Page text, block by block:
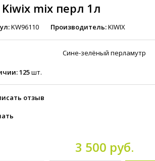
Kiwix mix перл 1л
KW96110 Производитель:KIWIX
Сине-зелёный перламутр
125шт.
отзыв
3 500 руб.